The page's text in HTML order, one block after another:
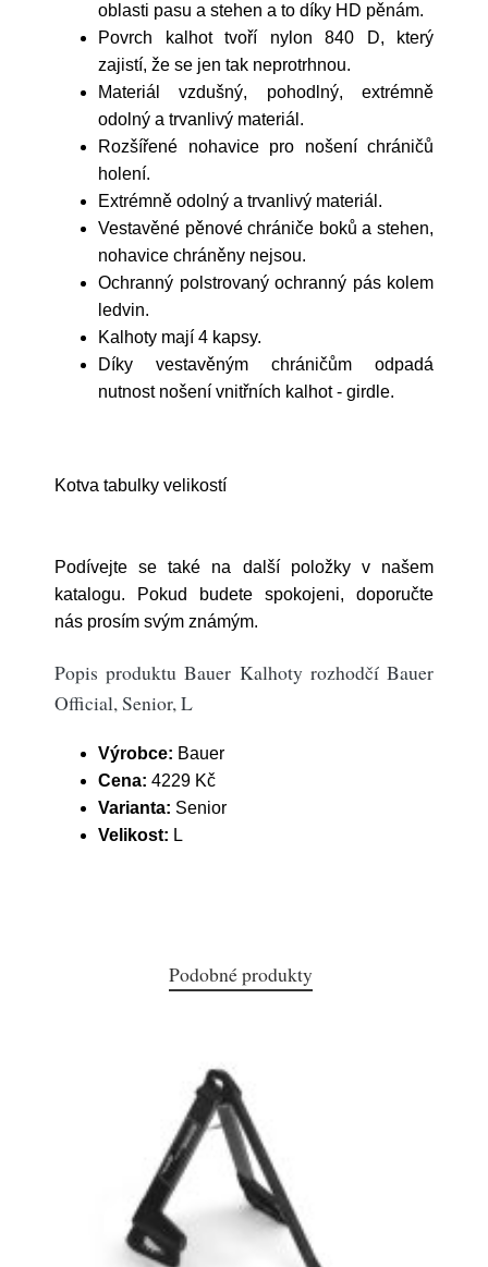
oblasti pasu a stehen a to díky HD pěnám.
Povrch kalhot tvoří nylon 840 D, který
zajistí, že se jen tak neprotrhnou.
Materiál vzdušný, pohodlný, extrémně
odolný a trvanlivý materiál.
Rozšířené nohavice pro nošení chráničů
holení.
Extrémně odolný a trvanlivý materiál.
Vestavěné pěnové chrániče boků a stehen,
nohavice chráněny nejsou.
Ochranný polstrovaný ochranný pás kolem
ledvin.
Kalhoty mají 4 kapsy.
Díky vestavěným chráničům odpadá
nutnost nošení vnitřních kalhot - girdle.
Kotva tabulky velikostí
Podívejte se také na další položky v našem
katalogu. Pokud budete spokojeni, doporučte
nás prosím svým známým.
Popis produktu Bauer Kalhoty rozhodčí Bauer
Official, Senior, L
Výrobce: Bauer
Cena: 4229 Kč
Varianta: Senior
Velikost: L
Podobné produkty